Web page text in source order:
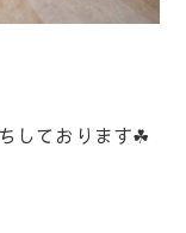
しております☘